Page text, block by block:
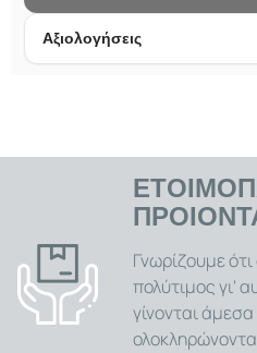
φορτίζετε το κινητό σας
θύρα Micro USB, και να
αξιοποιώντας τις
ιδιαίτερα χρήσιμο εάν έχετε
νεότερες θύρες και θέλετε να
να φορτίσετε ή να συνδέσετε
διαθέτουν θύρα Micro USB,
τηλεφώνων, tablets,
φωτογραφικών μηχανών και
τη συμβατότητα μεταξύ
Φόρτιση και Μεταφορά
τύπο του αντάπτορα, μπορεί
Αξιολογήσεις
Γνωρίζουμε
πολύτιμος γι'
γίνονται